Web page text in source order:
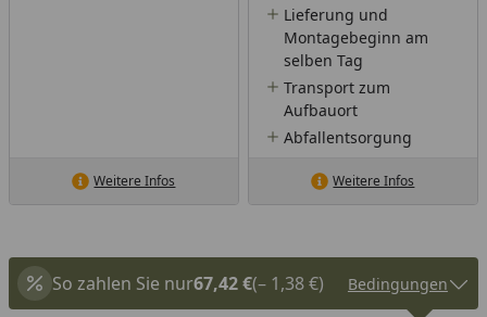
Weitere Infos
Lieferung und
Montagebeginn am
selben Tag
Transport zum
Aufbauort
Abfallentsorgung
Weitere Infos
So zahlen Sie nur67,42 €(– 1,38 €) Bedingungen